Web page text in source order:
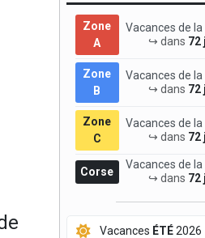
Zone
A
Vacances de
↪ dans 72
Zone
B
Vacances de
↪ dans 72
Zone
C
Vacances de
↪ dans 72
Corse
Vacances de
↪ dans 72
Vacances ÉTÉ2026